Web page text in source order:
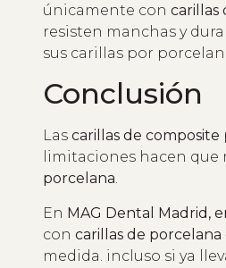
únicamente con carillas
resisten manchas y
sus carillas por
Conclusión
Las carillas de composite
limitaciones hacen que
porcelana.
En MAG Dental Madrid,
con carillas de
medida. incluso si ya